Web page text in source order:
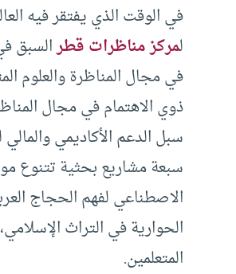
في الوقت الذي يفتقر فيه
لمركز مناظرات قطرالسبق
في مجال المناظرة والعلوم
ذوي الاهتمام في مجال
سبل الدعم الأكاديمي
سبعة مشاريع بحثية تتنوع
الاصطناعي لفهم الحجاج
الحوارية في التراث
المتعلمين.